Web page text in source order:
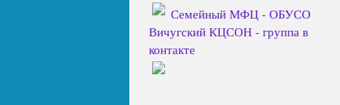
Семейный МФЦ - ОБУСО
Вичугский КЦСОН - группа в
контакте